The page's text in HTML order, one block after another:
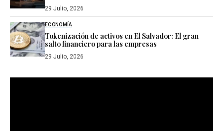
29 Julio, 2026
ECONOMÍA
Tokenización de activos en El Salvador: El gran
salto financiero para las empresas
29 Julio, 2026